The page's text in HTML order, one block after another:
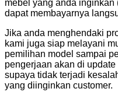
mebel yang anda inginkan
dapat membayarnya
Jika anda menghendaki
kami juga siap melayani
pemilihan model sampai
pengerjaan akan di
supaya tidak terjadi
yang diinginkan customer.